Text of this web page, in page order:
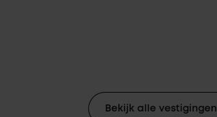
Bekijk alle vestigingen